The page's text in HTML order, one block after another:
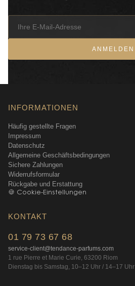
ANMELDEN
INFORMATIONEN
Häufig gestellte Fragen
Impressum
Datenschutz
Allgemeine Geschäftsbedingungen
Sichere Zahlungen
Widerrufsformular
Rückgabe und Erstattung
🍪 Cookie-Einstellungen
KONTAKT
01 79 73 67 68
service-client@tendance-parfums.com
1 rue Pierre et Marie Curie, 63200 Riom
Dienstag bis Samstag, 10–12 Uhr / 14–17 Uhr